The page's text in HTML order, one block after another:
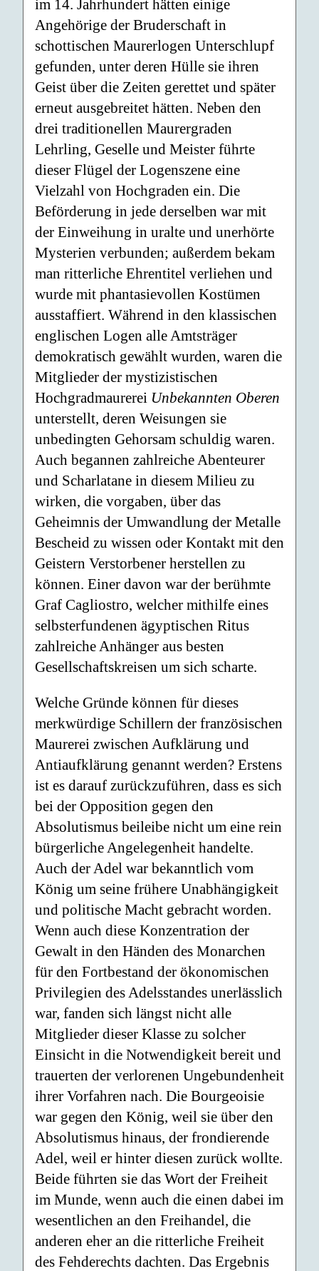
im 14. Jahrhundert hätten einige
Angehörige der Bruderschaft in
schottischen Maurerlogen Unterschlupf
gefunden, unter deren Hülle sie ihren
Geist über die Zeiten gerettet und später
erneut ausgebreitet hätten. Neben den
drei traditionellen Maurergraden
Lehrling, Geselle und Meister führte
dieser Flügel der Logenszene eine
Vielzahl von Hochgraden ein. Die
Beförderung in jede derselben war mit
der Einweihung in uralte und unerhörte
Mysterien verbunden; außerdem bekam
man ritterliche Ehrentitel verliehen und
wurde mit phantasievollen Kostümen
ausstaffiert. Während in den klassischen
englischen Logen alle Amtsträger
demokratisch gewählt wurden, waren die
Mitglieder der mystizistischen
Hochgradmaurerei Unbekannten Oberen
unterstellt, deren Weisungen sie
unbedingten Gehorsam schuldig waren.
Auch begannen zahlreiche Abenteurer
und Scharlatane in diesem Milieu zu
wirken, die vorgaben, über das
Geheimnis der Umwandlung der Metalle
Bescheid zu wissen oder Kontakt mit den
Geistern Verstorbener herstellen zu
können. Einer davon war der berühmte
Graf Cagliostro, welcher mithilfe eines
selbsterfundenen ägyptischen Ritus
zahlreiche Anhänger aus besten
Gesellschaftskreisen um sich scharte.
Welche Gründe können für dieses
merkwürdige Schillern der französischen
Maurerei zwischen Aufklärung und
Antiaufklärung genannt werden? Erstens
ist es darauf zurückzuführen, dass es sich
bei der Opposition gegen den
Absolutismus beileibe nicht um eine rein
bürgerliche Angelegenheit handelte.
Auch der Adel war bekanntlich vom
König um seine frühere Unabhängigkeit
und politische Macht gebracht worden.
Wenn auch diese Konzentration der
Gewalt in den Händen des Monarchen
für den Fortbestand der ökonomischen
Privilegien des Adelsstandes unerlässlich
war, fanden sich längst nicht alle
Mitglieder dieser Klasse zu solcher
Einsicht in die Notwendigkeit bereit und
trauerten der verlorenen Ungebundenheit
ihrer Vorfahren nach. Die Bourgeoisie
war gegen den König, weil sie über den
Absolutismus hinaus, der frondierende
Adel, weil er hinter diesen zurück wollte.
Beide führten sie das Wort der Freiheit
im Munde, wenn auch die einen dabei im
wesentlichen an den Freihandel, die
anderen eher an die ritterliche Freiheit
des Fehderechts dachten. Das Ergebnis